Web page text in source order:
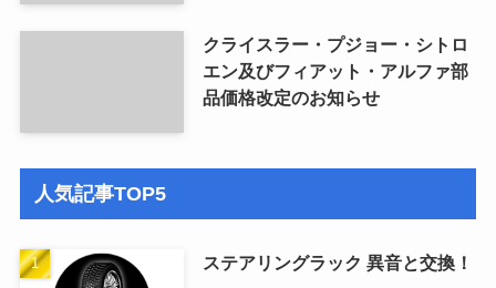
クライスラー・プジョー・シトロ
エン及びフィアット・アルファ部
品価格改定のお知らせ
人気記事TOP5
ステアリングラック 異音と交換！